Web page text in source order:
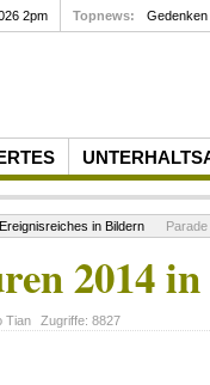
2pm Topnews: Gedenken
Ereignisreiches in Bildern
2014
Tian Zugriffe: 8827